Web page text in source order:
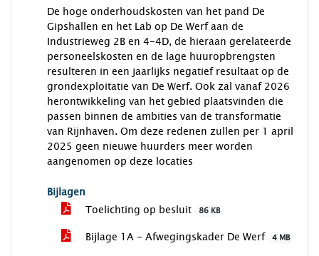
De hoge onderhoudskosten van het pand De
Gipshallen en het Lab op De Werf aan de
Industrieweg 2B en 4-4D, de hieraan gerelateerde
personeelskosten en de lage huuropbrengsten
resulteren in een jaarlijks negatief resultaat op de
grondexploitatie van De Werf. Ook zal vanaf 2026
herontwikkeling van het gebied plaatsvinden die
passen binnen de ambities van de transformatie
van Rijnhaven. Om deze redenen zullen per 1 april
2025 geen nieuwe huurders meer worden
aangenomen op deze locaties
Bijlagen
Toelichting op besluit
86 KB
Bijlage 1A - Afwegingskader De Werf 4 MB